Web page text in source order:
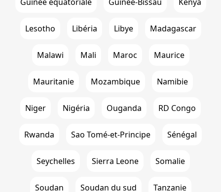
Lesotho Libéria Libye Madagascar
Malawi Mali Maroc Maurice
Mauritanie Mozambique Namibie
Niger Nigéria Ouganda RD Congo
Rwanda Sao Tomé-et-Principe Sénégal
Seychelles Sierra Leone Somalie
Soudan Soudan du sud Tanzanie